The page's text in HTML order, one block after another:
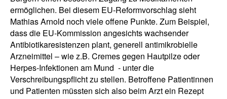
ermöglichen. Bei diesem EU-Reformvorschlag sieht
Mathias Arnold noch viele offene Punkte. Zum Beispiel,
dass die EU-Kommission angesichts wachsender
Antibiotikaresistenzen plant, generell antimikrobielle
Arzneimittel – wie z.B. Cremes gegen Hautpilze oder
Herpes-Infektionen am Mund - unter die
Verschreibungspflicht zu stellen. Betroffene Patientinnen
und Patienten müssten sich also beim Arzt ein Rezept